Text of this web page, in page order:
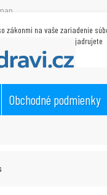
Obchodné podmienky
zákonmi na vaše zariadenie
týchto stránok s tým vyjadrujete